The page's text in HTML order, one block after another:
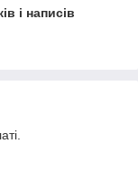
і написів